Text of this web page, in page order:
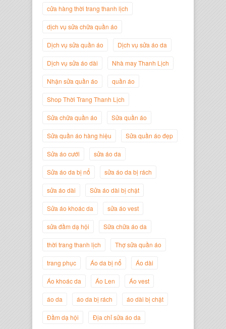
Giám Đốc Công ty Cây Xanh Gia
Nguyễn Đắc Định
cửa hàng thời trang thanh lịch
dịch vụ sửa chữa quần áo
Dịch vụ sửa quần áo Dịch vụ sửa áo da
Dịch vụ sửa áo dài Nhà may Thanh Lịch
Nhận sửa quần áo quần áo
Shop Thời Trang Thanh Lịch
Sửa chữa quần áo Sửa quần áo
Sửa quần áo hàng hiệu Sửa quần áo đẹp
Sửa áo cưới sửa áo da
Sửa áo da bị nổ sửa áo da bị rách
sửa áo dài Sửa áo dài bị chật
Sửa áo khoác da sửa áo vest
sửa đầm dạ hội Sữa chữa áo da
thời trang thanh lịch Thợ sửa quần áo
trang phục Áo da bị nổ Áo dài
Áo khoác da Áo Len Áo vest
áo da áo da bị rách áo dài bị chật
Đầm dạ hội Địa chỉ sửa áo da